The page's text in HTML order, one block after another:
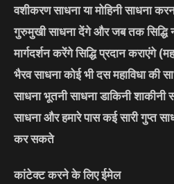
वशीकरण साधना या मोहिनी साधना
गुरुमुखी साधना देंगे और जब तक
मार्गदर्शन करेंगे सिद्धि प्रदान कराएंगे
भैरव साधना कोई भी दस महाविधा की
साधना भूतनी साधना डाकिनी शाकीनी
साधना और हमारे पास कई सारी गुप्त
कर सकते
कांटेक्ट करने के लिए ईमेल